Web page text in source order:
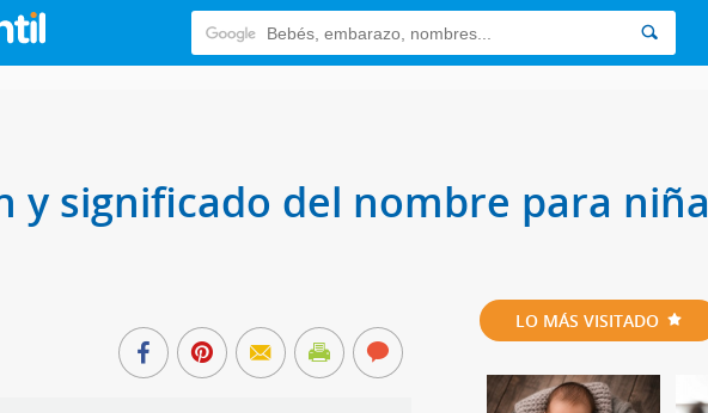
y significado del nombre para niña
LO MÁS VISITADO